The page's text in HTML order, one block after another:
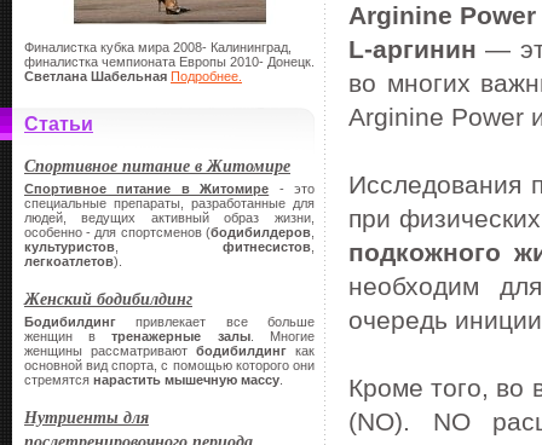
Финалистка кубка мира 2008- Калининград,
финалистка чемпионата Европы 2010- Донецк.
Светлана Шабельная Подробнее.
Статьи
Спортивное питание в Житомире
Спортивное питание в Житомире - это
специальные препараты, разработанные для
людей, ведущих активный образ жизни,
особенно - для спортсменов (бодибилдеров
культуристов
фитнесистов
легкоатлетов).
Женский бодибилдинг
Бодибилдинг привлекает все больше
женщин втренажерные залы. Многие
женщины рассматривают бодибилдинг как
основной вид спорта, с помощью которого они
стремятся нарастить мышечную массу
Нутриенты для
Arginine Power
L-аргинин —
во многих
Arginine Power
Исследования
при
подкожного
необходим
очередь
Кроме того, во
(NO). NO